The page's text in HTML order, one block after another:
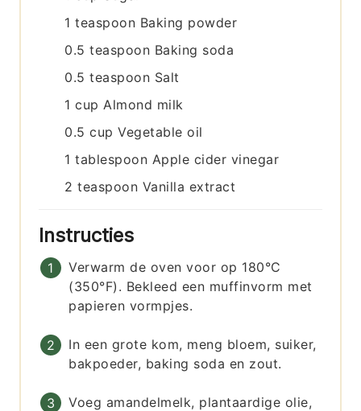
1 teaspoon Baking powder
0.5 teaspoon Baking soda
0.5 teaspoon Salt
1 cup Almond milk
0.5 cup Vegetable oil
1 tablespoon Apple cider vinegar
2 teaspoon Vanilla extract
Instructies
Verwarm de oven voor op 180°C
(350°F). Bekleed een muffinvorm met
papieren vormpjes.
In een grote kom, meng bloem, suiker,
bakpoeder, baking soda en zout.
Voeg amandelmelk, plantaardige olie,